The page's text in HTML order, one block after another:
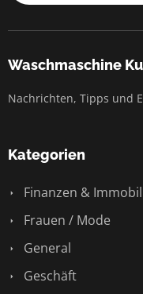
Waschmaschine
Nachrichten, Tipps und
Kategorien
Finanzen &
Frauen / Mode
General
Geschäft